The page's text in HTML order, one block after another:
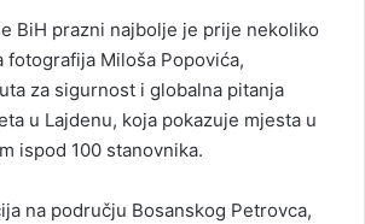
BiH prazni najbolje je prije nekoliko
Miloša Popovića,
za sigurnost i globalna pitanja
u Lajdenu, koja pokazuje mjesta u
ispod 100 stanovnika.
na području Bosanskog Petrovca,